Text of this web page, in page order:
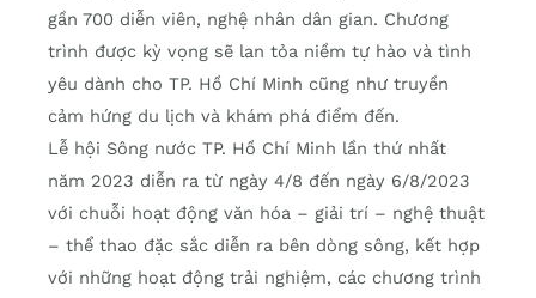
gần 700 diễn viên, nghệ nhân dân gian. Chương
trình được kỳ vọng sẽ lan tỏa niềm tự hào và tình
yêu dành cho TP. Hồ Chí Minh cũng như truyền
cảm hứng du lịch và khám phá điểm đến.
Lễ hội Sông nước TP. Hồ Chí Minh lần thứ nhất
năm 2023 diễn ra từ ngày 4/8 đến ngày 6/8/2023
với chuỗi hoạt động văn hóa – giải trí – nghệ thuật
– thể thao đặc sắc diễn ra bên dòng sông, kết hợp
với những hoạt động trải nghiệm, các chương trình